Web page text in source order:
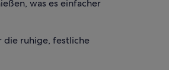
was es einfacher
die ruhige, festliche